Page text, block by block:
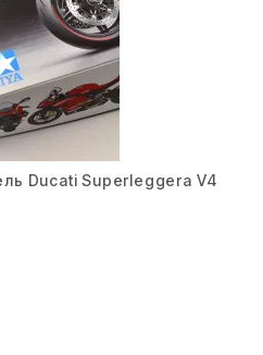
Ducati Superleggera V4